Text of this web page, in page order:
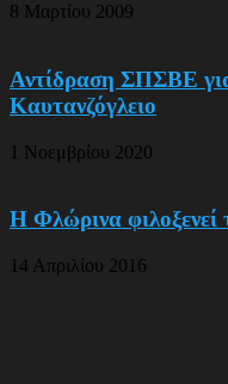
8 Μαρτίου 2009
Αντίδραση ΣΠΣΒΕ
Καυτανζόγλειο
1 Νοεμβρίου 2020
Η Φλώρινα φιλοξενεί
14 Απριλίου 2016